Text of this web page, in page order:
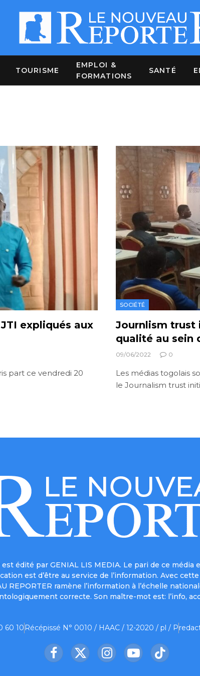
TOURISME
EMPLOI &
FORMATIONS
SANTÉ
expliqués aux
part ce vendredi 20
SOCIÉTÉ
Journlism trust
qualité au sein
09/06/2022 0
Les médias togolais
le Journalism trust
édité par GENIAL LIS MEDIA. Le pari de ce
est d’être au service de l’information. Avec
REPORTER ramène l’information à l’échelle
correcte. Son maître-mot est: l’info,
60 10 Récépissé N° 0010 / HAAC / 12-2020 / pl / P
Facebook
X
InstagramYouTubeTikTok